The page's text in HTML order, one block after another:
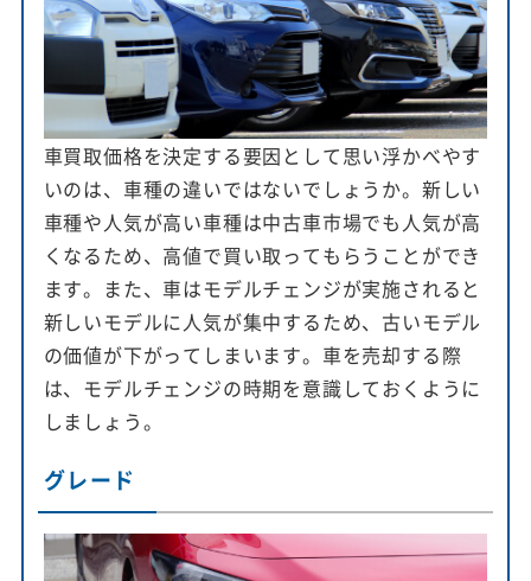
車買取価格を決定する要因として思い浮かべやす
いのは、車種の違いではないでしょうか。新しい
車種や人気が高い車種は中古車市場でも人気が高
くなるため、高値で買い取ってもらうことができ
ます。また、車はモデルチェンジが実施されると
新しいモデルに人気が集中するため、古いモデル
の価値が下がってしまいます。車を売却する際
は、モデルチェンジの時期を意識しておくように
しましょう。
グレード